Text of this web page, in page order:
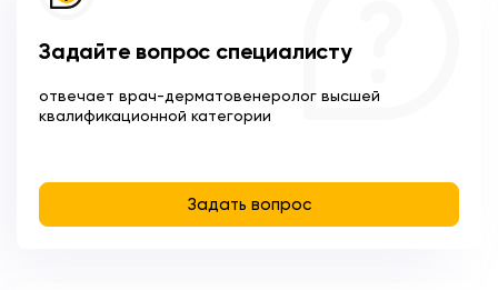
Задайте вопрос специалисту
отвечает врач-дерматовенеролог высшей
квалификационной категории
Задать вопрос